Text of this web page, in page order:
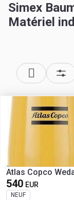
Simex
Matériel
Atlas Copco
540 EUR
NEUF